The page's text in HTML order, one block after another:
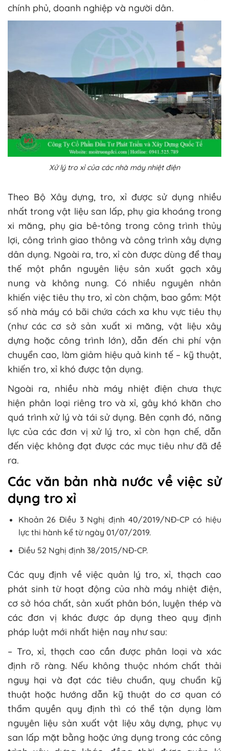
chính phủ, doanh nghiệp và người dân.
Xử lý tro xỉ của các nhà máy nhiệt điện
Theo Bộ Xây dựng, tro, xỉ được sử dụng nhiều
nhất trong vật liệu san lấp, phụ gia khoáng trong
xi măng, phụ gia bê-tông trong công trình thủy
lợi, công trình giao thông và công trình xây dựng
dân dụng. Ngoài ra, tro, xỉ còn được dùng để thay
thế một phần nguyên liệu sản xuất gạch xây
nung và không nung. Có nhiều nguyên nhân
khiến việc tiêu thụ tro, xỉ còn chậm, bao gồm: Một
số nhà máy có bãi chứa cách xa khu vực tiêu thụ
(như các cơ sở sản xuất xi măng, vật liệu xây
dựng hoặc công trình lớn), dẫn đến chi phí vận
chuyển cao, làm giảm hiệu quả kinh tế – kỹ thuật,
khiến tro, xỉ khó được tận dụng.
Ngoài ra, nhiều nhà máy nhiệt điện chưa thực
hiện phân loại riêng tro và xỉ, gây khó khăn cho
quá trình xử lý và tái sử dụng. Bên cạnh đó, năng
lực của các đơn vị xử lý tro, xỉ còn hạn chế, dẫn
đến việc không đạt được các mục tiêu như đã đề
ra.
Các văn bản nhà nước về việc sử
dụng tro xỉ
Khoản 26 Điều 3 Nghị định 40/2019/NĐ-CP có hiệu
lực thi hành kể từ ngày 01/07/2019.
Điều 52 Nghị định 38/2015/NĐ-CP.
Các quy định về việc quản lý tro, xỉ, thạch cao
phát sinh từ hoạt động của nhà máy nhiệt điện,
cơ sở hóa chất, sản xuất phân bón, luyện thép và
các đơn vị khác được áp dụng theo quy định
pháp luật mới nhất hiện nay như sau:
– Tro, xỉ, thạch cao cần được phân loại và xác
định rõ ràng. Nếu không thuộc nhóm chất thải
nguy hại và đạt các tiêu chuẩn, quy chuẩn kỹ
thuật hoặc hướng dẫn kỹ thuật do cơ quan có
thẩm quyền quy định thì có thể tận dụng làm
nguyên liệu sản xuất vật liệu xây dựng, phục vụ
san lấp mặt bằng hoặc ứng dụng trong các công